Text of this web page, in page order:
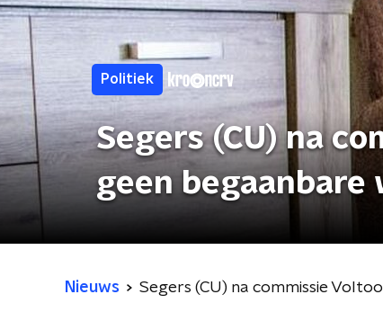
Politiek
Segers (CU) na
geen begaanbare
Nieuws Segers (CU) na commissie